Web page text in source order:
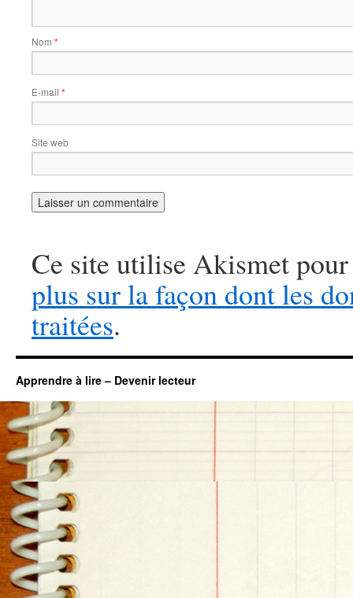
Nom *
E-mail *
Site web
Ce site utilise Akismet
plus sur la façon dont les
traitées.
Apprendre à lire – Devenir lecteur